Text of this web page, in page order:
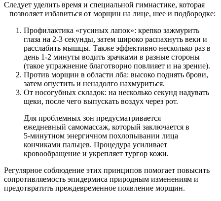
Следует уделить время и специальной гимнастике, которая
позволяет избавиться от морщин на лице, шее и подбородке:
Профилактика «гусиных лапок»: крепко зажмурить
глаза на 2-3 секунды, затем широко распахнуть веки и
расслабить мышцы. Также эффективно несколько раз в
день 1-2 минуты водить зрачками в разные стороны
(такое упражнение благотворно повлияет и на зрение).
Против морщин в области лба: высоко поднять брови,
затем опустить и ненадолго нахмуриться.
От носогубных складок: на несколько секунд надувать
щеки, после чего выпускать воздух через рот.
Для проблемных зон предусматривается
ежедневный самомассаж, который заключается в
5-минутном энергичном похлопывании лица
кончиками пальцев. Процедура усиливает
кровообращение и укрепляет тургор кожи.
Регулярное соблюдение этих принципов помогает повысить
сопротивляемость эпидермиса природным изменениям и
предотвратить преждевременное появление морщин.